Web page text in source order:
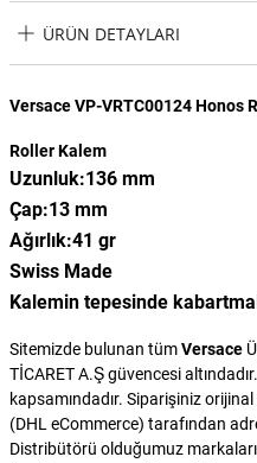
ÜRÜN DETAYLARI
Versace VP-VRTC00124 Honos
Roller Kalem
Uzunluk:136 mm
Çap:13 mm
Ağırlık:41 gr
Swiss Made
Kalemin tepesinde
Sitemizde bulunan tümVersace
TİCARET A.Ş güvencesi
kapsamındadır. Siparişiniz
(DHL eCommerce) tarafından
Distribütörü olduğumuz